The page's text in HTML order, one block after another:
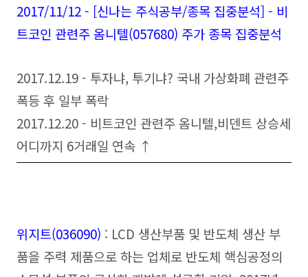
2017/11/12 - [신나는 주식공부/종목 집중분석] - 비
트코인 관련주 옴니텔(057680) 주가 종목 집중분석
2017.12.19 - 투자냐, 투기냐? 국내 가상화폐 관련주
폭등 후 일부 폭락
2017.12.20 - 비트코인 관련주 옴니텔,비덴트 상승세
어디까지 6거래일 연속 ↑
위지트(036090) : LCD 생산부품 및 반도체 생산 부
품을 주력 제품으로 하는 업체로 반도체 핵심공정의